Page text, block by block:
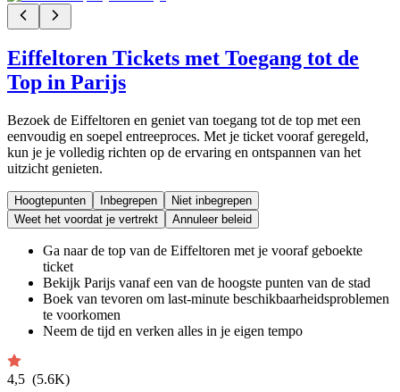
Eiffeltoren Tickets met Toegang tot de
Top in Parijs
Bezoek de Eiffeltoren en geniet van toegang tot de top met een
eenvoudig en soepel entreeproces. Met je ticket vooraf geregeld,
kun je je volledig richten op de ervaring en ontspannen van het
uitzicht genieten.
Hoogtepunten Inbegrepen
Niet inbegrepen
Weet het voordat je vertrekt
Annuleer beleid
Ga naar de top van de Eiffeltoren met je vooraf geboekte
ticket
Bekijk Parijs vanaf een van de hoogste punten van de stad
Boek van tevoren om last-minute beschikbaarheidsproblemen
te voorkomen
Neem de tijd en verken alles in je eigen tempo
4,5 (5.6K)